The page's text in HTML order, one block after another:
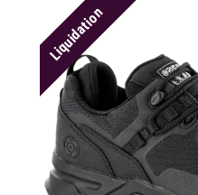
Liquidation